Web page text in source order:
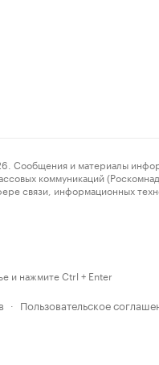
и материалы
коммуникаций
связи, информационных
и нажмите Ctrl + Enter
· Пользовательское